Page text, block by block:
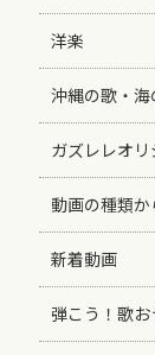
洋楽
沖縄の歌・海
ガズレレオ
動画の種類か
新着動画
弾こう！歌お